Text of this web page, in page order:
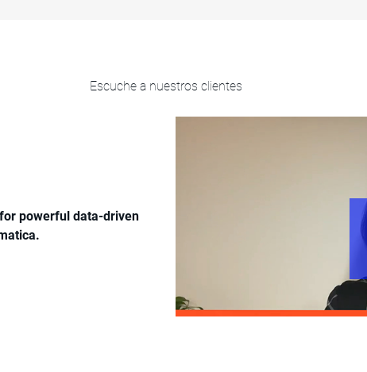
gobernados para obtener un
Escuche a nuestros clientes
powerful data-driven